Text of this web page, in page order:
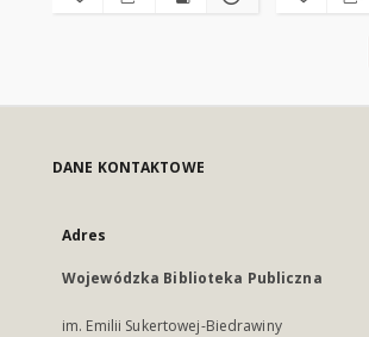
DANE KONTAKTOWE
Adres
Wojewódzka Biblioteka Publiczna
im. Emilii Sukertowej-Biedrawiny